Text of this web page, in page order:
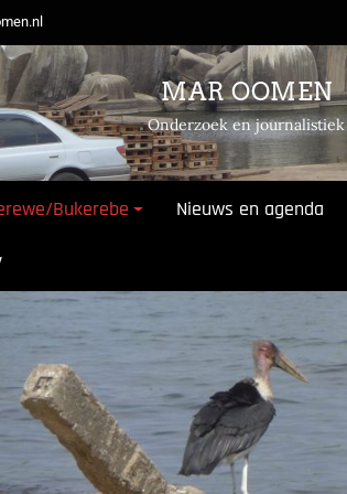
MAR OOMEN
Onderzoek en journalistiek
Bukerebe Nieuws en agenda